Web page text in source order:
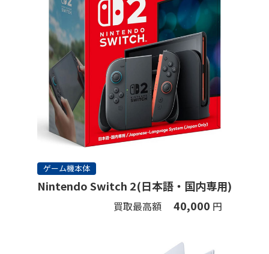
ゲーム機本体
Nintendo Switch 2(日本語・国内専用)
買取最高額 40,000 円